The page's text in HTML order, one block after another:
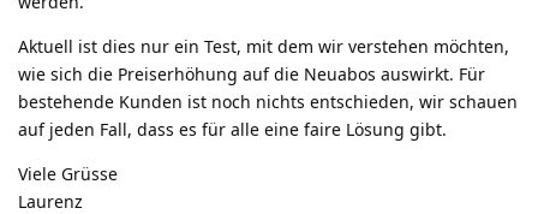
Aktuell ist dies nur ein Test, mit dem wir verstehen möchten,
wie sich die Preiserhöhung auf die Neuabos auswirkt. Für
bestehende Kunden ist noch nichts entschieden, wir schauen
auf jeden Fall, dass es für alle eine faire Lösung gibt.
Viele Grüsse
Laurenz